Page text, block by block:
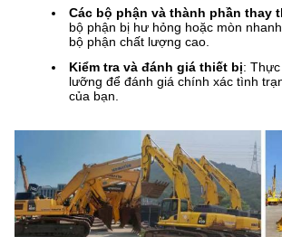
Các bộ phận và thành phần thay
bộ phận bị hư hỏng hoặc mòn
bộ phận chất lượng cao.
Kiểm tra và đánh giá thiết bị:
lưỡng để đánh giá chính xác tình
của bạn.